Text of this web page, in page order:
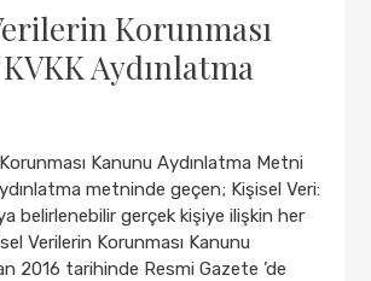
Korunması
Aydınlatma
Kanunu Aydınlatma Metni
metninde geçen; Kişisel Veri:
belirlenebilir gerçek kişiye ilişkin her
Verilerin Korunması Kanunu
2016 tarihinde Resmi Gazete ’de